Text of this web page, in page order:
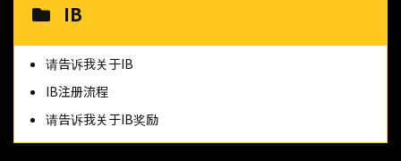
IB
请告诉我关于IB
IB注册流程
请告诉我关于IB奖励